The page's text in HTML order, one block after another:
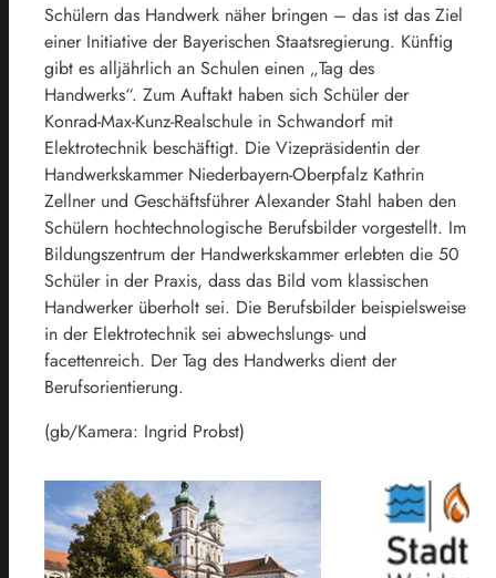
Schülern das Handwerk näher bringen – das ist das Ziel
einer Initiative der Bayerischen Staatsregierung. Künftig
gibt es alljährlich an Schulen einen „Tag des
Handwerks“. Zum Auftakt haben sich Schüler der
Konrad-Max-Kunz-Realschule in Schwandorf mit
Elektrotechnik beschäftigt. Die Vizepräsidentin der
Handwerkskammer Niederbayern-Oberpfalz Kathrin
Zellner und Geschäftsführer Alexander Stahl haben den
Schülern hochtechnologische Berufsbilder vorgestellt. Im
Bildungszentrum der Handwerkskammer erlebten die 50
Schüler in der Praxis, dass das Bild vom klassischen
Handwerker überholt sei. Die Berufsbilder beispielsweise
in der Elektrotechnik sei abwechslungs- und
facettenreich. Der Tag des Handwerks dient der
Berufsorientierung.
(gb/Kamera: Ingrid Probst)